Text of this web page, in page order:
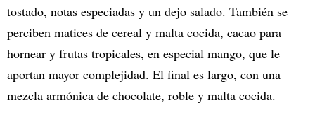
tostado, notas especiadas y un dejo salado. También se
perciben matices de cereal y malta cocida, cacao para
hornear y frutas tropicales, en especial mango, que le
aportan mayor complejidad. El final es largo, con una
mezcla armónica de chocolate, roble y malta cocida.